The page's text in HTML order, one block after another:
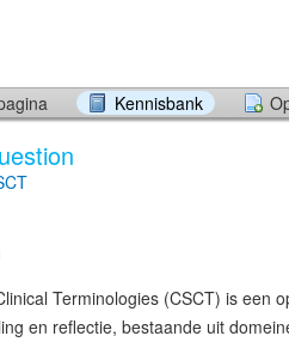
Kennisbank
Terminologies (CSCT) is een
en reflectie, bestaande uit